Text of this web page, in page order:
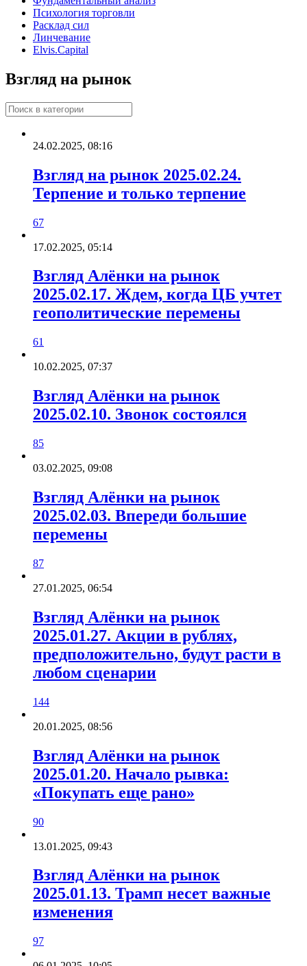
Психология торговли
Расклад сил
Линчевание
Elvis.Capital
Взгляд на рынок
24.02.2025, 08:16
Взгляд на рынок 2025.02.24.
Терпение и только терпение
67
17.02.2025, 05:14
Взгляд Алёнки на рынок
2025.02.17. Ждем, когда ЦБ учтет
геополитические перемены
61
10.02.2025, 07:37
Взгляд Алёнки на рынок
2025.02.10. Звонок состоялся
85
03.02.2025, 09:08
Взгляд Алёнки на рынок
2025.02.03. Впереди большие
перемены
87
27.01.2025, 06:54
Взгляд Алёнки на рынок
2025.01.27. Акции в рублях,
предположительно, будут расти в
любом сценарии
144
20.01.2025, 08:56
Взгляд Алёнки на рынок
2025.01.20. Начало рывка:
«Покупать еще рано»
90
13.01.2025, 09:43
Взгляд Алёнки на рынок
2025.01.13. Трамп несет важные
изменения
97